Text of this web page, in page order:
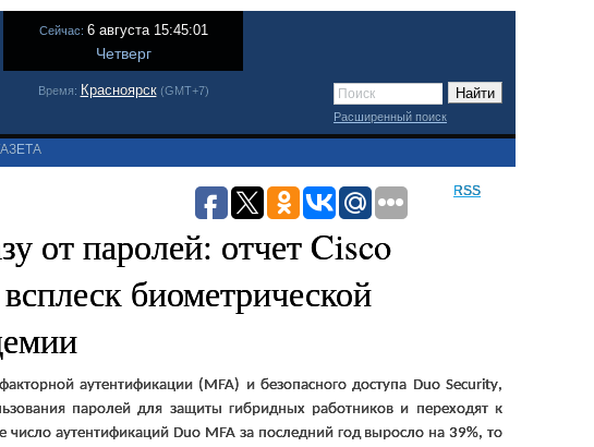
Сейчас: 6 августа 15:45:01
Четверг
Время: Красноярск(GMT+7)
Расширенный поиск
RSS
от паролей: отчет Cisco
биометрической
аутентификации (MFA) и безопасного доступа Duo Security,
паролей для защиты гибридных работников и переходят к
число аутентификаций Duo MFA за последний год выросло на 39%, то